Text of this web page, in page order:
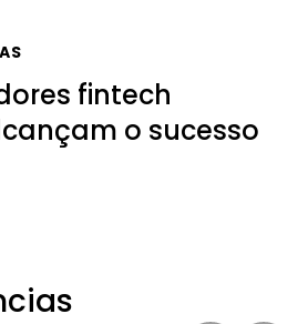
fintech
o sucesso